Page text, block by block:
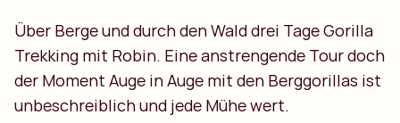
Über Berge und durch den Wald drei Tage Gorilla
Trekking mit Robin. Eine anstrengende Tour doch
der Moment Auge in Auge mit den Berggorillas ist
unbeschreiblich und jede Mühe wert.